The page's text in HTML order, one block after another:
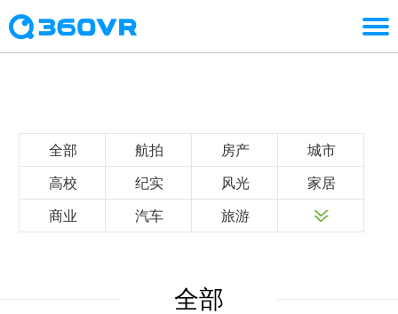
全部 航拍 房产 城市
高校 纪实 风光 家居
商业 汽车 旅游
全部